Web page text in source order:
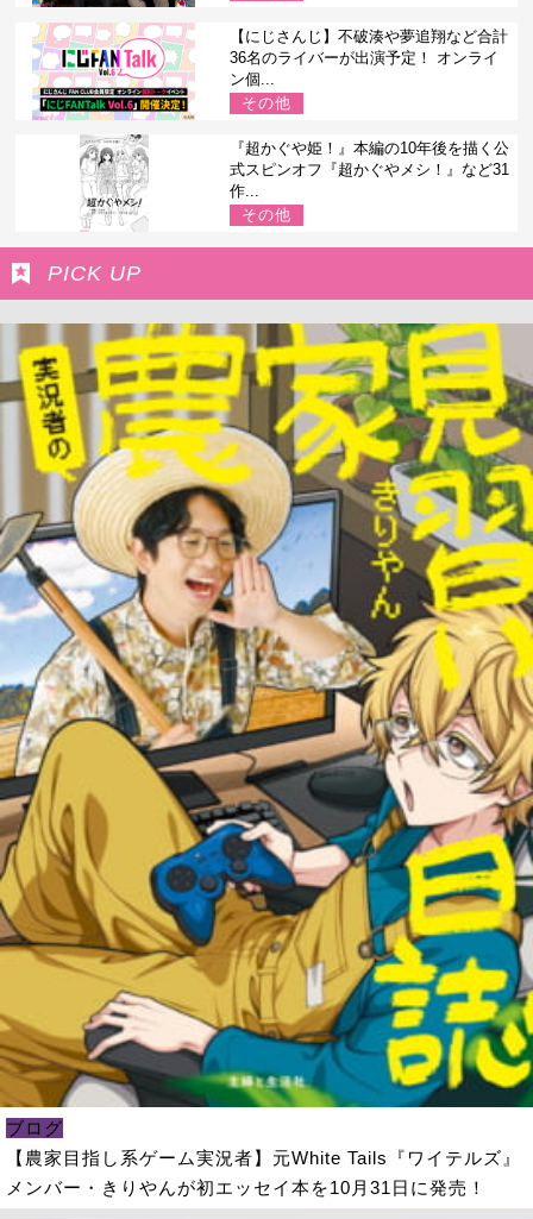
【にじさんじ】不破湊や夢追翔など合計
36名のライバーが出演予定！ オンライ
ン個...
その他
『超かぐや姫！』本編の10年後を描く公
式スピンオフ『超かぐやメシ！』など31
作...
その他
PICK UP
ブログ
【農家目指し系ゲーム実況者】元White Tails『ワイテルズ』
メンバー・きりやんが初エッセイ本を10月31日に発売！